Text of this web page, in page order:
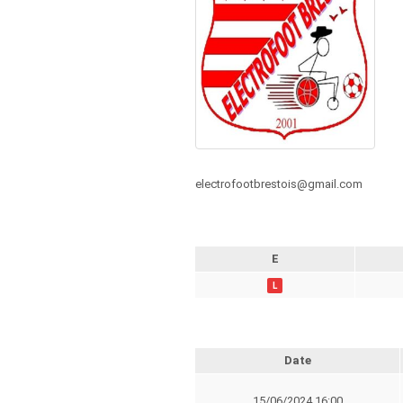
electrofootbrestois@gmail.com
E
L
Date